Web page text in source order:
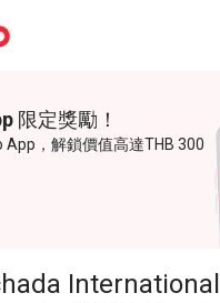
限定獎勵！
App，解鎖價值高達THB 300
International